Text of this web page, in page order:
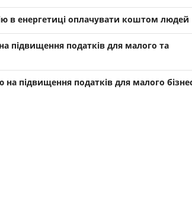
в енергетиці оплачувати коштом людей
підвищення податків для малого та
підвищення податків для малого